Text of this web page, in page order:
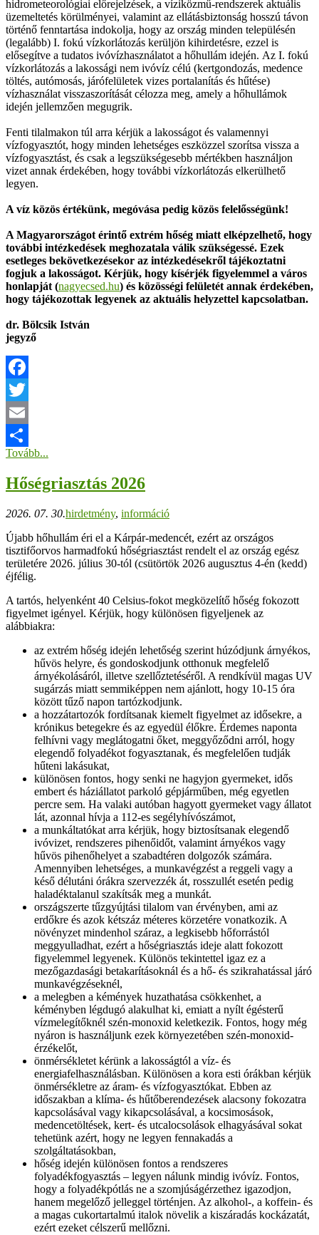
hidrometeorológiai előrejelzések, a víziközmű-rendszerek aktuális
üzemeltetés körülményei, valamint az ellátásbiztonság hosszú távon
történő fenntartása indokolja, hogy az ország minden településén
(legalább) I. fokú vízkorlátozás kerüljön kihirdetésre, ezzel is
elősegítve a tudatos ivóvízhasználatot a hőhullám idején. Az I. fokú
vízkorlátozás a lakossági nem ivóvíz célú (kertgondozás, medence
töltés, autómosás, járófelületek vizes portalanítás és hűtése)
vízhasználat visszaszorítását célozza meg, amely a hőhullámok
idején jellemzően megugrik.
Fenti tilalmakon túl arra kérjük a lakosságot és valamennyi
vízfogyasztót, hogy minden lehetséges eszközzel szorítsa vissza a
vízfogyasztást, és csak a legszükségesebb mértékben használjon
vizet annak érdekében, hogy további vízkorlátozás elkerülhető
legyen.
A víz közös értékünk, megóvása pedig közös felelősségünk!
A Magyarországot érintő extrém hőség miatt elképzelhető, hogy
további intézkedések meghozatala válik szükségessé. Ezek
esetleges bekövetkezésekor az intézkedésekről tájékoztatni
fogjuk a lakosságot. Kérjük, hogy kísérjék figyelemmel a város
honlapját (nagyecsed.hu) és közösségi felületét annak érdekében,
hogy tájékozottak legyenek az aktuális helyzettel kapcsolatban.
dr. Bölcsik István
jegyző
Facebook
Twitter
Email
Ossza
meg
Tovább...
Hőségriasztás 2026
2026. 07. 30.hirdetmény, információ
Újabb hőhullám éri el a Kárpár-medencét, ezért az országos
tisztifőorvos harmadfokú hőségriasztást rendelt el az ország egész
területére 2026. július 30-tól (csütörtök 2026 augusztus 4-én (kedd)
éjfélig.
A tartós, helyenként 40 Celsius-fokot megközelítő hőség fokozott
figyelmet igényel. Kérjük, hogy különösen figyeljenek az
alábbiakra:
az extrém hőség idején lehetőség szerint húzódjunk árnyékos,
hűvös helyre, és gondoskodjunk otthonuk megfelelő
árnyékolásáról, illetve szellőztetéséről. A rendkívül magas UV
sugárzás miatt semmiképpen nem ajánlott, hogy 10-15 óra
között tűző napon tartózkodjunk.
a hozzátartozók fordítsanak kiemelt figyelmet az idősekre, a
krónikus betegekre és az egyedül élőkre. Érdemes naponta
felhívni vagy meglátogatni őket, meggyőződni arról, hogy
elegendő folyadékot fogyasztanak, és megfelelően tudják
hűteni lakásukat,
különösen fontos, hogy senki ne hagyjon gyermeket, idős
embert és háziállatot parkoló gépjárműben, még egyetlen
percre sem. Ha valaki autóban hagyott gyermeket vagy állatot
lát, azonnal hívja a 112-es segélyhívószámot,
a munkáltatókat arra kérjük, hogy biztosítsanak elegendő
ivóvizet, rendszeres pihenőidőt, valamint árnyékos vagy
hűvös pihenőhelyet a szabadtéren dolgozók számára.
Amennyiben lehetséges, a munkavégzést a reggeli vagy a
késő délutáni órákra szervezzék át, rosszullét esetén pedig
haladéktalanul szakítsák meg a munkát.
országszerte tűzgyújtási tilalom van érvényben, ami az
erdőkre és azok kétszáz méteres körzetére vonatkozik. A
növényzet mindenhol száraz, a legkisebb hőforrástól
meggyulladhat, ezért a hőségriasztás ideje alatt fokozott
figyelemmel legyenek. Különös tekintettel igaz ez a
mezőgazdasági betakarításoknál és a hő- és szikrahatással járó
munkavégzéseknél,
a melegben a kémények huzathatása csökkenhet, a
kéményben légdugó alakulhat ki, emiatt a nyílt égésterű
vízmelegítőknél szén-monoxid keletkezik. Fontos, hogy még
nyáron is használjunk ezek környezetében szén-monoxid-
érzékelőt,
önmérsékletet kérünk a lakosságtól a víz- és
energiafelhasználásban. Különösen a kora esti órákban kérjük
önmérsékletre az áram- és vízfogyasztókat. Ebben az
időszakban a klíma- és hűtőberendezések alacsony fokozatra
kapcsolásával vagy kikapcsolásával, a kocsimosások,
medencetöltések, kert- és utcalocsolások elhagyásával sokat
tehetünk azért, hogy ne legyen fennakadás a
szolgáltatásokban,
hőség idején különösen fontos a rendszeres
folyadékfogyasztás – legyen nálunk mindig ivóvíz. Fontos,
hogy a folyadékpótlás ne a szomjúságérzethez igazodjon,
hanem megelőző jelleggel történjen. Az alkohol-, a koffein- és
a magas cukortartalmú italok növelik a kiszáradás kockázatát,
ezért ezeket célszerű mellőzni.